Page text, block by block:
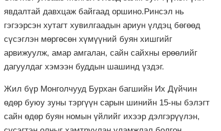
явдалтай давхцаж байгаад оршино.Ринсэл нь
гэгээрсэн хутагт хувилгаадын ариун үлдэц бөгөөд
сүсэглэн мөргөсөн хүмүүний буян хишгийг
арвижуулж, амар амгалан, сайн сайхны ерөөлийг
дагуулдаг хэмээн буддын шашинд үздэг.
Жил бүр Монголчууд Бурхан багшийн Их Дүйчин
өдөр буюу зуны тэргүүн сарын шинийн 15-ны бэлэгт
сайн өдөр буян номын үйлийг ихээр дэлгэрүүлэн,